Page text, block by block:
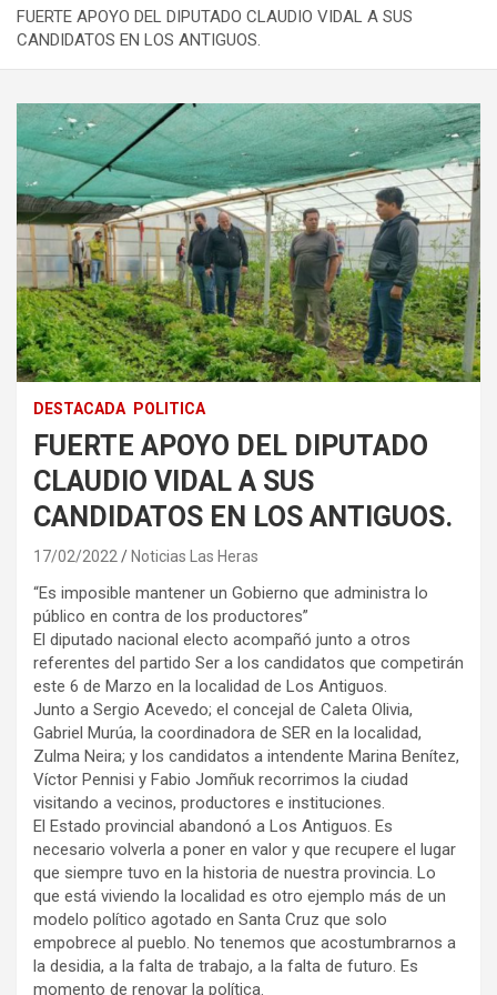
FUERTE APOYO DEL DIPUTADO CLAUDIO VIDAL A SUS
CANDIDATOS EN LOS ANTIGUOS.
DESTACADA POLITICA
FUERTE APOYO DEL DIPUTADO
CLAUDIO VIDAL A SUS
CANDIDATOS EN LOS ANTIGUOS.
17/02/2022 Noticias Las Heras
“Es imposible mantener un Gobierno que administra lo
público en contra de los productores”
El diputado nacional electo acompañó junto a otros
referentes del partido Ser a los candidatos que competirán
este 6 de Marzo en la localidad de Los Antiguos.
Junto a Sergio Acevedo; el concejal de Caleta Olivia,
Gabriel Murúa, la coordinadora de SER en la localidad,
Zulma Neira; y los candidatos a intendente Marina Benítez,
Víctor Pennisi y Fabio Jomñuk recorrimos la ciudad
visitando a vecinos, productores e instituciones.
El Estado provincial abandonó a Los Antiguos. Es
necesario volverla a poner en valor y que recupere el lugar
que siempre tuvo en la historia de nuestra provincia. Lo
que está viviendo la localidad es otro ejemplo más de un
modelo político agotado en Santa Cruz que solo
empobrece al pueblo. No tenemos que acostumbrarnos a
la desidia, a la falta de trabajo, a la falta de futuro. Es
momento de renovar la política.